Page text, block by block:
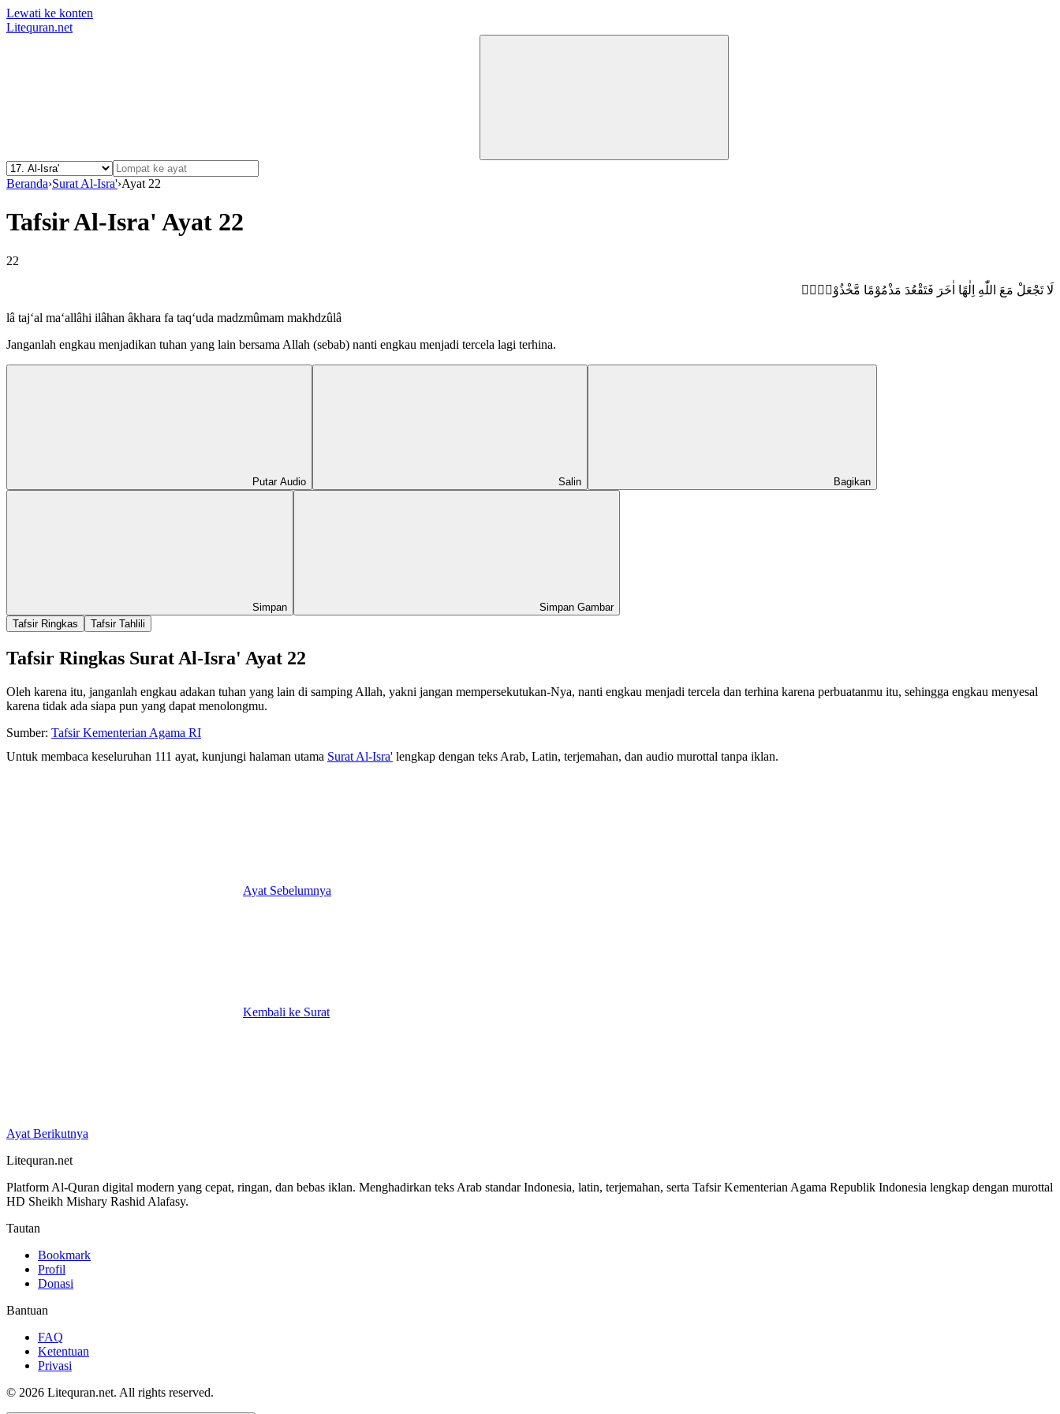
Lewati ke konten
Litequran.net
Beranda›Surat Al-Isra'›Ayat 22
Tafsir Al-Isra' Ayat 22
22
لَا تَجْعَلْ مَعَ اللّٰهِ اِلٰهًا اٰخَرَ فَتَقْعُدَ مَذْمُوْمًا مَّخْذُوْلًاࣖ
lâ taj‘al ma‘allâhi ilâhan âkhara fa taq‘uda madzmûmam makhdzûlâ
Janganlah engkau menjadikan tuhan yang lain bersama Allah (sebab) nanti engkau menjadi tercela lagi terhina.
Putar Audio Salin Bagikan
Simpan
Simpan Gambar
Tafsir Ringkas
Tafsir Tahlili
Tafsir Ringkas Surat Al-Isra' Ayat 22
Oleh karena itu, janganlah engkau adakan tuhan yang lain di samping Allah, yakni jangan mempersekutukan-Nya, nanti engkau menjadi tercela dan terhina karena perbuatanmu itu, sehingga engkau menyesal
karena tidak ada siapa pun yang dapat menolongmu.
Sumber: Tafsir Kementerian Agama RI
Untuk membaca keseluruhan 111 ayat, kunjungi halaman utama Surat Al-Isra' lengkap dengan teks Arab, Latin, terjemahan, dan audio murottal tanpa iklan.
Ayat Sebelumnya
Kembali ke Surat
Ayat Berikutnya
Litequran.net
Platform Al-Quran digital modern yang cepat, ringan, dan bebas iklan. Menghadirkan teks Arab standar Indonesia, latin, terjemahan, serta Tafsir Kementerian Agama Republik Indonesia lengkap dengan murottal
HD Sheikh Mishary Rashid Alafasy.
Tautan
Bookmark
Profil
Donasi
Bantuan
FAQ
Ketentuan
Privasi
© 2026 Litequran.net. All rights reserved.